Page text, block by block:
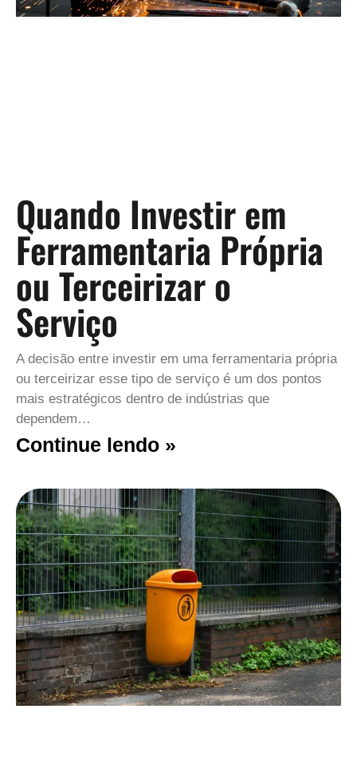
Quando Investir em
Ferramentaria Própria
ou Terceirizar o
Serviço
A decisão entre investir em uma ferramentaria própria
ou terceirizar esse tipo de serviço é um dos pontos
mais estratégicos dentro de indústrias que
dependem…
Continue lendo »